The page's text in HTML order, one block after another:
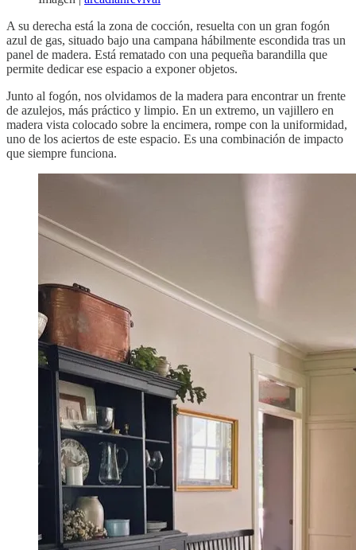
A su derecha está la zona de cocción, resuelta con un gran fogón
azul de gas, situado bajo una campana hábilmente escondida tras un
panel de madera. Está rematado con una pequeña barandilla que
permite dedicar ese espacio a exponer objetos.
Junto al fogón, nos olvidamos de la madera para encontrar un frente
de azulejos, más práctico y limpio. En un extremo, un vajillero en
madera vista colocado sobre la encimera, rompe con la uniformidad,
uno de los aciertos de este espacio. Es una combinación de impacto
que siempre funciona.